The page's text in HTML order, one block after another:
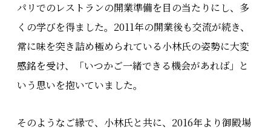
パリでのレストランの開業準備を目の当たりにし、多
くの学びを得ました。2011年の開業後も交流が続き、
常に味を突き詰め極められている小林氏の姿勢に大変
感銘を受け、「いつかご一緒できる機会があれば」と
いう思いを抱いていました。
そのようなご縁で、小林氏と共に、2016年より御殿場